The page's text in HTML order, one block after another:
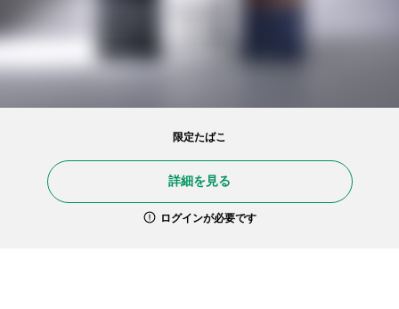
限定たばこ
詳細を見る
ログインが必要です